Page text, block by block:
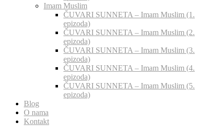
Imam Muslim
ČUVARI SUNNETA – Imam Muslim (1.
epizoda)
ČUVARI SUNNETA – Imam Muslim (2.
epizoda)
ČUVARI SUNNETA – Imam Muslim (3.
epizoda)
ČUVARI SUNNETA – Imam Muslim (4.
epizoda)
ČUVARI SUNNETA – Imam Muslim (5.
epizoda)
Blog
O nama
Kontakt